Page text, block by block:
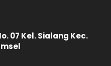
07 Kel. Sialang Kec.